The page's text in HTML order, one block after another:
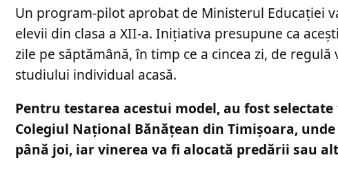
Un program-pilot aprobat de Ministerul Educației
elevii din clasa a XII-a. Inițiativa presupune ca
zile pe săptămână, în timp ce a cincea zi, de
studiului individual acasă.
Pentru testarea acestui model, au fost
Colegiul Național Bănățean din Timișoara,
până joi, iar vinerea va fi alocată predării sau